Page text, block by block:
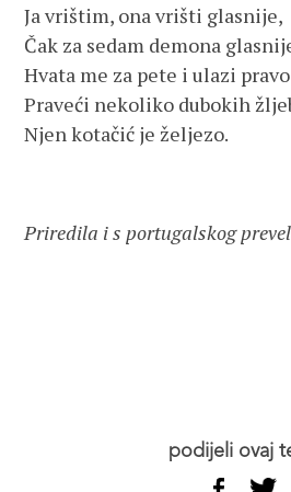
Ja vrištim, ona vrišti glasnije,
Čak za sedam demona
Hvata me za pete i ulazi
Praveći nekoliko dubokih
Njen kotačić je željezo.
Priredila i s portugalskog
podijeli ovaj